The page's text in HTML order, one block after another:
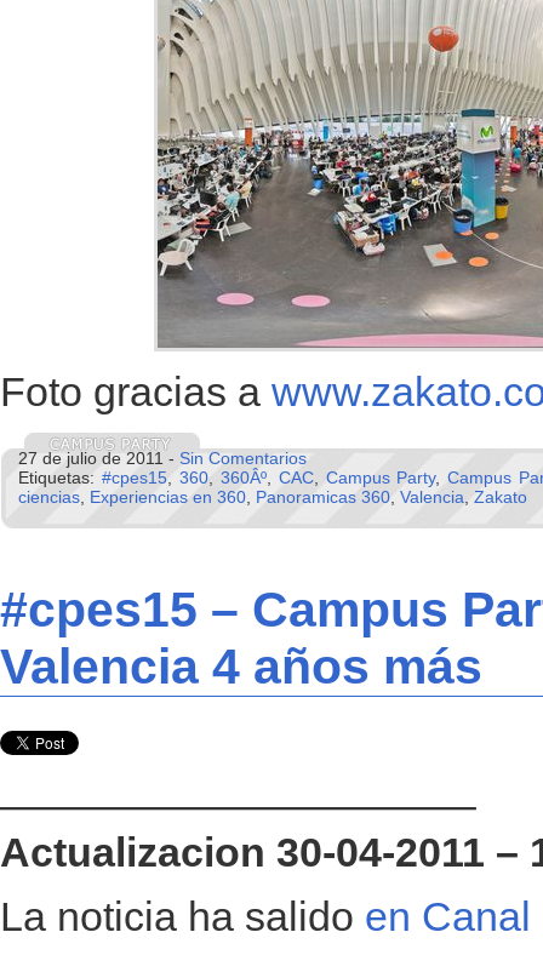
Foto gracias a
27 de julio de 2011 - Sin Comentarios
Etiquetas: #cpes15, 360, 360Âº, CAC, Campus Party,Campus
ciencias Experiencias en 360 Panoramicas 360 Valencia Zakato
#cpes15 – Campus
Valencia 4 años más
———————————–
Actualizacion 30-04-2011 –
La noticia ha salido en